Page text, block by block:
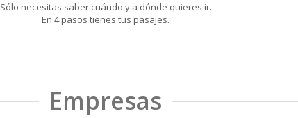
Sólo necesitas saber cuándo y a dónde quieres ir.
En 4 pasos tienes tus pasajes.
Empresas